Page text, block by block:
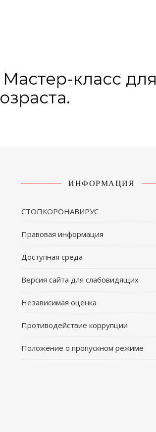
класс для
ИНФОРМАЦИЯ
СТОПКОРОНАВИРУС
Правовая информация
Доступная среда
Версия сайта для слабовидящих
Независимая оценка
Противодействие коррупции
Положение о пропускном режиме